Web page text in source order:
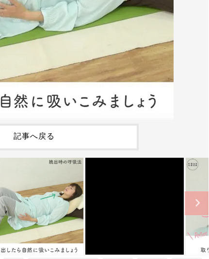
記事へ戻る